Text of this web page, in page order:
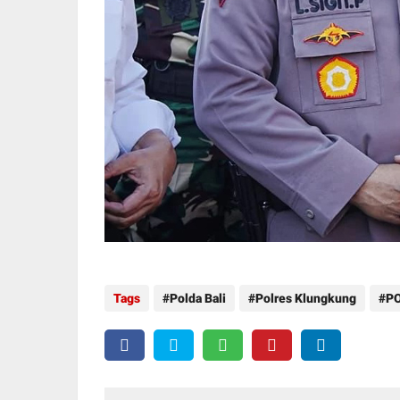
Tags Polda Bali Polres Klungkung